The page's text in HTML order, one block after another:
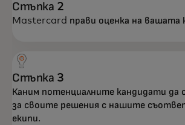
Стъпка 2
Mastercard прави оценка на вашата
Стъпка 3
Каним потенциалните кандидати да
за своите решения с нашите
екипи.